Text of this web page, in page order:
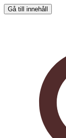
Gå till innehåll